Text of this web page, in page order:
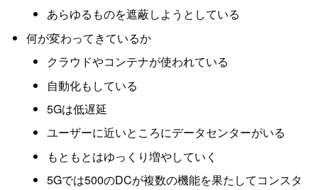
あらゆるものを遮蔽しようとしている
何が変わってきているか
クラウドやコンテナが使われている
自動化もしている
5Gは低遅延
ユーザーに近いところにデータセンターがいる
もともとはゆっくり増やしていく
5Gでは500のDCが複数の機能を果たしてコンスタ